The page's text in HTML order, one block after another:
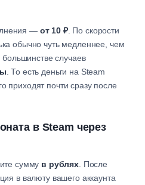
— от 10 ₽. По скорости
обычно чуть медленнее, чем
большинстве случаев
. То есть деньги на Steam
приходят почти сразу после
в Steam через
сумму в рублях . После
в валюту вашего аккаунта